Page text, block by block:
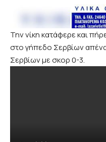
Την νίκη κατάφερε και
στο γήπεδο Σερβίων
Σερβίων με σκορ 0-3.